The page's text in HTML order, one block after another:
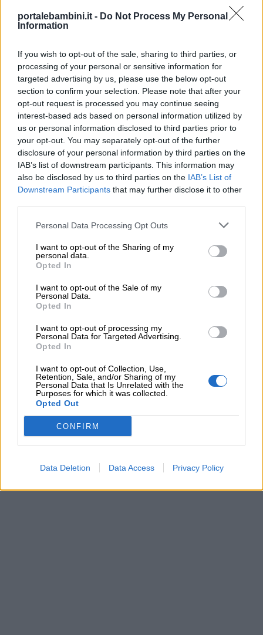
portalebambini.it - Do Not Process My Personal
Information
If you wish to opt-out of the sale, sharing to third parties, or
processing of your personal or sensitive information for
targeted advertising by us, please use the below opt-out
section to confirm your selection. Please note that after your
opt-out request is processed you may continue seeing
interest-based ads based on personal information utilized by
us or personal information disclosed to third parties prior to
your opt-out. You may separately opt-out of the further
disclosure of your personal information by third parties on the
IAB’s list of downstream participants. This information may
also be disclosed by us to third parties on the IAB’s List of
Downstream Participants that may further disclose it to other
Personal Data Processing Opt Outs
I want to opt-out of the Sharing of my
personal data.
Opted In
I want to opt-out of the Sale of my
Personal Data.
Opted In
I want to opt-out of processing my
Personal Data for Targeted Advertising.
Opted In
I want to opt-out of Collection, Use,
Retention, Sale, and/or Sharing of my
Personal Data that Is Unrelated with the
Purposes for which it was collected.
Opted Out
CONFIRM
Data Deletion Data Access Privacy Policy
Se siete arrivati fino a questo punto e non siete
riusciti a individuare il nome giusto per il vostro
bambino, forse è il caso di consultare un libro
dei nomi. Questi libri offrono una panoramica
completa di nomi, con significati, origini e
varianti; spesso i nomi vengono categorizzati e
presentati in modo interessante e non
pedagogisti utili per guidare i neo-genitori nel
compito delicato di scegliere un nome.